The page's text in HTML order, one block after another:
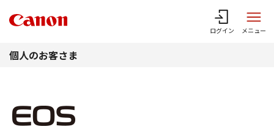
ログイン メニュー
個人のお客さま